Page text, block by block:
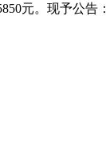
元。现予公告：